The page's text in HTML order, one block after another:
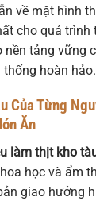
về mặt hình
cho quá trình
nền tảng vững
hoàn hảo.
Của Từng
Ăn
làm thịt kho
học và ẩm
giao hưởng